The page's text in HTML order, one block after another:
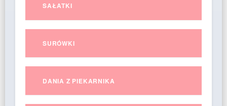
SAŁATKI
SURÓWKI
DANIA Z PIEKARNIKA